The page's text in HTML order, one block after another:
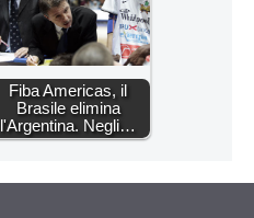
Fiba Americas, il
Brasile elimina
l'Argentina. Negli…